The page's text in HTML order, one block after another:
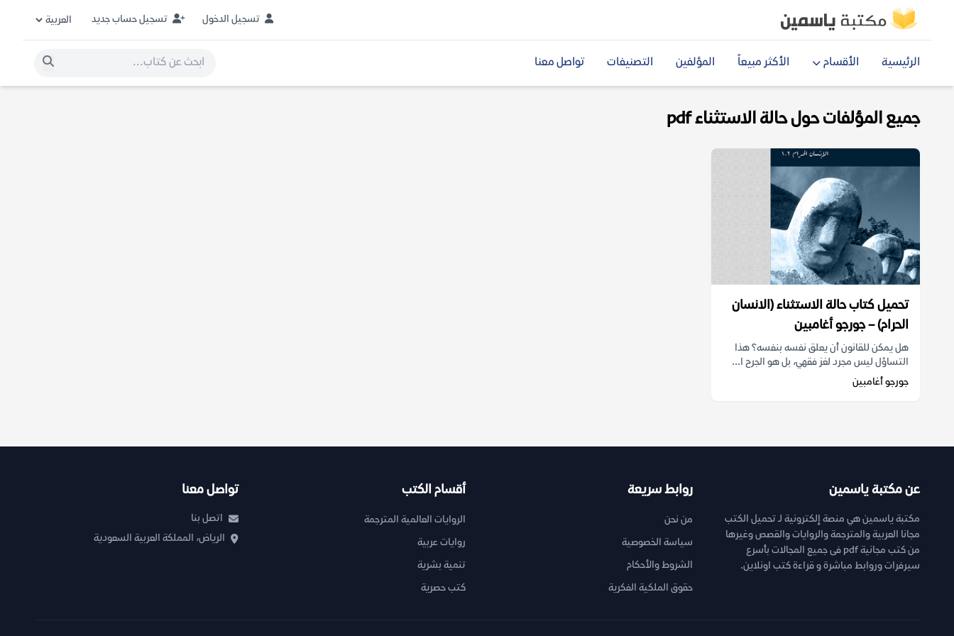
تسجيل الدخول تسجيل حساب جديد
الرئيسية الأقسام الأكثر مبيعاً المؤلفين التصنيفات تواصل معنا
جميع المؤلفات حول حالة الاستثناء pdf
تحميل كتاب حالة الاستثناء (الانسان
الحرام) – جورجو أغامبين
هل يمكن للقانون أن يعلق نفسه بنفسه؟ هذا
التساؤل ليس مجرد لغز فقهي، بل هو الجرح ا...
جورجو أغامبين
عن مكتبة ياسمين
مكتبة ياسمين هي منصة إلكترونية لـ تحميل الكتب
مجانا العربية والمترجمة والروايات والقصص وغيرها
من كتب مجانية pdf فى جميع المجالات بأسرع
سيرفرات وروابط مباشرة و قراءة كتب اونلاين.
روابط سريعة
من نحن
سياسة الخصوصية
الشروط والأحكام
حقوق الملكية الفكرية
أقسام الكتب
الروايات العالمية المترجمة
روايات عربية
تنمية بشرية
كتب حصرية
تواصل معنا
اتصل بنا
الرياض، المملكة العربية السعودية